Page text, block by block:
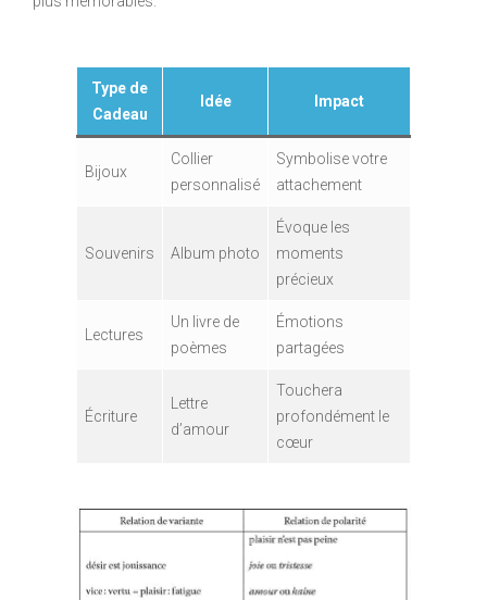
Type de
Cadeau
Idée Impact
Bijoux
Collier
personnalisé
Symbolise votre
attachement
Souvenirs Album photo
Évoque les
moments
précieux
Lectures
Un livre de
poèmes
Émotions
partagées
Écriture
Lettre
d’amour
Touchera
profondément le
cœur